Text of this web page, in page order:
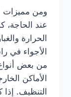
ومن مميزات
عند الحاجة،
الحرارة
الأجواء في
من بعض
الأماكن
التنظيف.